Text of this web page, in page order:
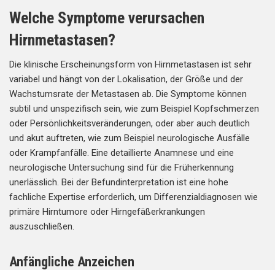
Welche Symptome verursachen
Hirnmetastasen?
Die klinische Erscheinungsform von Hirnmetastasen ist sehr
variabel und hängt von der Lokalisation, der Größe und der
Wachstumsrate der Metastasen ab. Die Symptome können
subtil und unspezifisch sein, wie zum Beispiel Kopfschmerzen
oder Persönlichkeitsveränderungen, oder aber auch deutlich
und akut auftreten, wie zum Beispiel neurologische Ausfälle
oder Krampfanfälle. Eine detaillierte Anamnese und eine
neurologische Untersuchung sind für die Früherkennung
unerlässlich. Bei der Befundinterpretation ist eine hohe
fachliche Expertise erforderlich, um Differenzialdiagnosen wie
primäre Hirntumore oder Hirngefäßerkrankungen
auszuschließen.
Anfängliche Anzeichen